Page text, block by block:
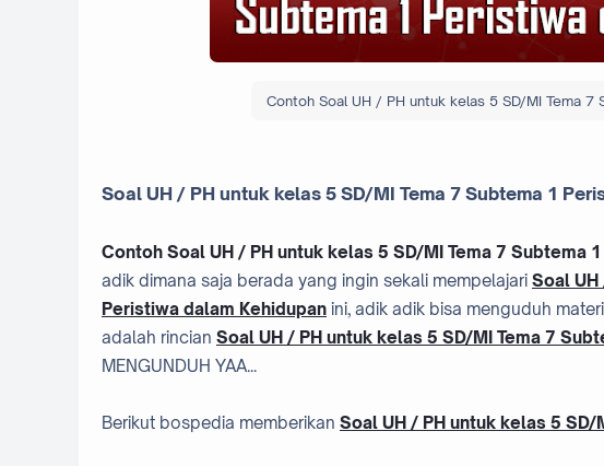
Contoh Soal UH / PH untuk kelas 5 SD/MI Tema 7
Soal UH / PH untuk kelas 5 SD/MI Tema 7 Subtema 1
Contoh Soal UH / PH untuk kelas 5 SD/MI Tema 7 Subtema
adik dimana saja berada yang ingin sekali mempelajari Soal UH
Peristiwa dalam Kehidupan ini, adik adik bisa menguduh
adalah rincian Soal UH / PH untuk kelas 5 SD/MI Tema 7
MENGUNDUH YAA...
Berikut bospedia memberikan Soal UH / PH untuk kelas 5